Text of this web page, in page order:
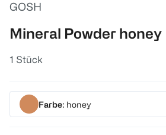
GOSH
Mineral Powder honey
1 Stück
Farbe: honey